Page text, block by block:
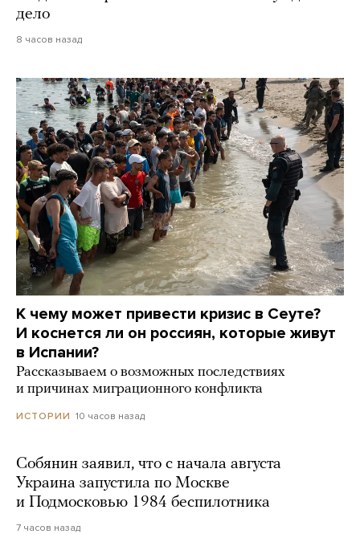
дело
8 часов назад
К чему может привести кризис в Сеуте?
И коснется ли он россиян, которые живут
в Испании?
Рассказываем о возможных последствиях
и причинах миграционного конфликта
ИСТОРИИ 10 часов назад
Собянин заявил, что с начала августа
Украина запустила по Москве
и Подмосковью 1984 беспилотника
7 часов назад